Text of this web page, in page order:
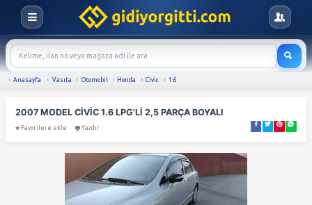
Anasayfa Vasıta Otomobil Honda Civic
2007 MODEL CİVİC 1.6 LPG'Lİ 2,5 PARÇA
Favorilere ekle Yazdır